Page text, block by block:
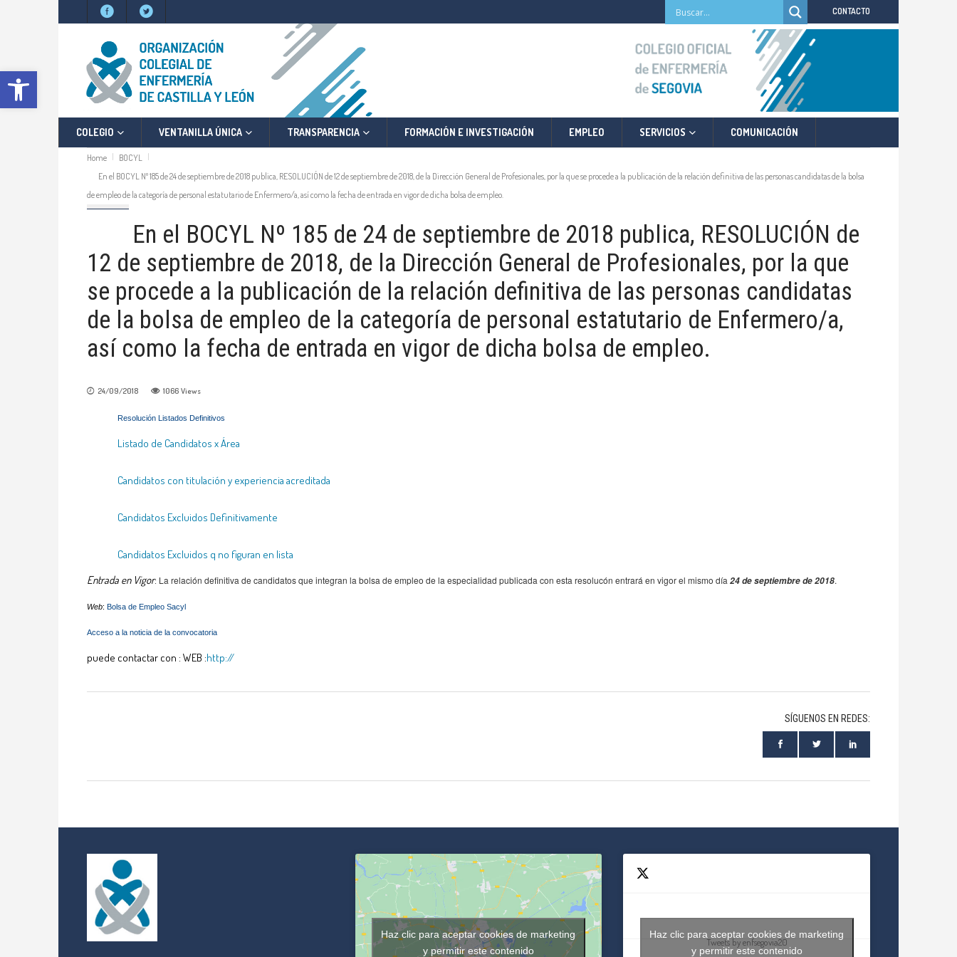
Abrir barra de herramientas
CONTACTO
COLEGIO VENTANILLA ÚNICA TRANSPARENCIA FORMACIÓN E INVESTIGACIÓN EMPLEO SERVICIOS COMUNICACIÓN
Home
BOCYL
En el BOCYL Nº 185 de 24 de septiembre de 2018 publica, RESOLUCIÓN de 12 de septiembre de 2018, de la Dirección General de Profesionales, por la que se procede a la publicación de la relación definitiva de las personas candidatas de la bolsa
de empleo de la categoría de personal estatutario de Enfermero/a, así como la fecha de entrada en vigor de dicha bolsa de empleo.
BOCYL
En el BOCYL Nº 185 de 24 de septiembre de 2018 publica, RESOLUCIÓN de
12 de septiembre de 2018, de la Dirección General de Profesionales, por la que
se procede a la publicación de la relación definitiva de las personas candidatas
de la bolsa de empleo de la categoría de personal estatutario de Enfermero/a,
así como la fecha de entrada en vigor de dicha bolsa de empleo.
24/09/2018 1066 Views
Resolución Listados Definitivos
Listado de Candidatos x Área
Candidatos con titulación y experiencia acreditada
Candidatos Excluidos Definitivamente
Candidatos Excluidos q no figuran en lista
Entrada en Vigor: La relación definitiva de candidatos que integran la bolsa de empleo de la especialidad publicada con esta resolucón entrará en vigor el mismo día 24 de septiembre de 2018.
Web: Bolsa de Empleo Sacyl
Acceso a la noticia de la convocatoria
puede contactar con : WEB :http://
SÍGUENOS EN REDES:
Haz clic para aceptar cookies de marketing
y permitir este contenido
Tweets by enfsegovia20
Haz clic para aceptar cookies de marketing
y permitir este contenido